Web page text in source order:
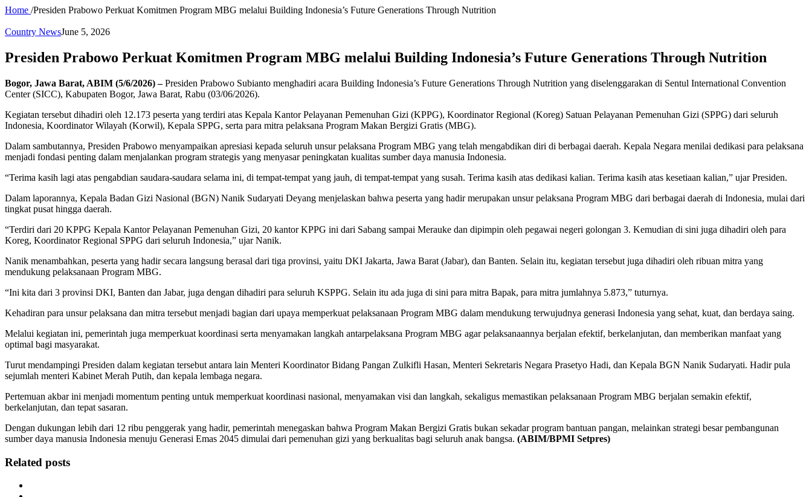
Home /Presiden Prabowo Perkuat Komitmen Program MBG melalui Building Indonesia’s Future Generations Through Nutrition
Country NewsJune 5, 2026
Presiden Prabowo Perkuat Komitmen Program MBG melalui Building Indonesia’s Future Generations Through Nutrition
Bogor, Jawa Barat, ABIM (5/6/2026) –Presiden Prabowo Subianto menghadiri acara Building Indonesia’s Future Generations Through Nutrition yang diselenggarakan di Sentul International Convention
Center (SICC), Kabupaten Bogor, Jawa Barat, Rabu (03/06/2026).
Kegiatan tersebut dihadiri oleh 12.173 peserta yang terdiri atas Kepala Kantor Pelayanan Pemenuhan Gizi (KPPG), Koordinator Regional (Koreg) Satuan Pelayanan Pemenuhan Gizi (SPPG) dari seluruh
Indonesia, Koordinator Wilayah (Korwil), Kepala SPPG, serta para mitra pelaksana Program Makan Bergizi Gratis (MBG).
Dalam sambutannya, Presiden Prabowo menyampaikan apresiasi kepada seluruh unsur pelaksana Program MBG yang telah mengabdikan diri di berbagai daerah. Kepala Negara menilai dedikasi para pelaksana
menjadi fondasi penting dalam menjalankan program strategis yang menyasar peningkatan kualitas sumber daya manusia Indonesia.
“Terima kasih lagi atas pengabdian saudara-saudara selama ini, di tempat-tempat yang jauh, di tempat-tempat yang susah. Terima kasih atas dedikasi kalian. Terima kasih atas kesetiaan kalian,” ujar Presiden.
Dalam laporannya, Kepala Badan Gizi Nasional (BGN) Nanik Sudaryati Deyang menjelaskan bahwa peserta yang hadir merupakan unsur pelaksana Program MBG dari berbagai daerah di Indonesia, mulai dari
tingkat pusat hingga daerah.
“Terdiri dari 20 KPPG Kepala Kantor Pelayanan Pemenuhan Gizi, 20 kantor KPPG ini dari Sabang sampai Merauke dan dipimpin oleh pegawai negeri golongan 3. Kemudian di sini juga dihadiri oleh para
Koreg, Koordinator Regional SPPG dari seluruh Indonesia,” ujar Nanik.
Nanik menambahkan, peserta yang hadir secara langsung berasal dari tiga provinsi, yaitu DKI Jakarta, Jawa Barat (Jabar), dan Banten. Selain itu, kegiatan tersebut juga dihadiri oleh ribuan mitra yang
mendukung pelaksanaan Program MBG.
“Ini kita dari 3 provinsi DKI, Banten dan Jabar, juga dengan dihadiri para seluruh KSPPG. Selain itu ada juga di sini para mitra Bapak, para mitra jumlahnya 5.873,” tuturnya.
Kehadiran para unsur pelaksana dan mitra tersebut menjadi bagian dari upaya memperkuat pelaksanaan Program MBG dalam mendukung terwujudnya generasi Indonesia yang sehat, kuat, dan berdaya saing.
Melalui kegiatan ini, pemerintah juga memperkuat koordinasi serta menyamakan langkah antarpelaksana Program MBG agar pelaksanaannya berjalan efektif, berkelanjutan, dan memberikan manfaat yang
optimal bagi masyarakat.
Turut mendampingi Presiden dalam kegiatan tersebut antara lain Menteri Koordinator Bidang Pangan Zulkifli Hasan, Menteri Sekretaris Negara Prasetyo Hadi, dan Kepala BGN Nanik Sudaryati. Hadir pula
sejumlah menteri Kabinet Merah Putih, dan kepala lembaga negara.
Pertemuan akbar ini menjadi momentum penting untuk memperkuat koordinasi nasional, menyamakan visi dan langkah, sekaligus memastikan pelaksanaan Program MBG berjalan semakin efektif,
berkelanjutan, dan tepat sasaran.
Dengan dukungan lebih dari 12 ribu penggerak yang hadir, pemerintah menegaskan bahwa Program Makan Bergizi Gratis bukan sekadar program bantuan pangan, melainkan strategi besar pembangunan
sumber daya manusia Indonesia menuju Generasi Emas 2045 dimulai dari pemenuhan gizi yang berkualitas bagi seluruh anak bangsa. (ABIM/BPMI Setpres)
Related posts